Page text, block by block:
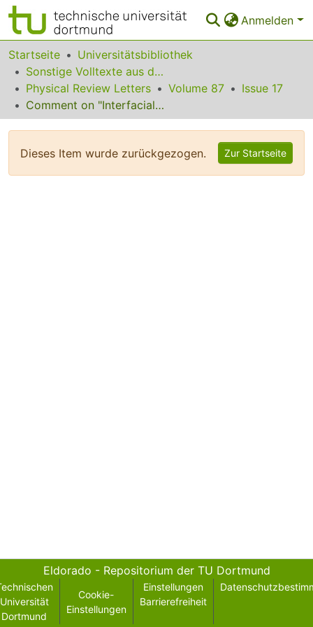
Anmelden
Bereiche & Sammlungen
Das gesamte Repositorium
Statistiken
Startseite
Universitätsbibliothek
Sonstige Volltexte aus dem Bibliotheksangebot
Physical Review Letters
Volume 87
Issue 17
Comment on "Interfacial Properties of Polymeric Liquids"
Dieses Item wurde zurückgezogen. Zur Startseite
Eldorado - Repositorium der TU Dortmund
Universität
Dortmund
Cookie-
Einstellungen
Einstellungen
Barrierefreiheit